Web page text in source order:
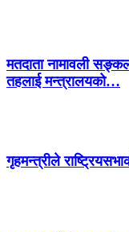
मतदाता नामावली
तहलाई मन्त्रालयको…
गृहमन्त्रीले